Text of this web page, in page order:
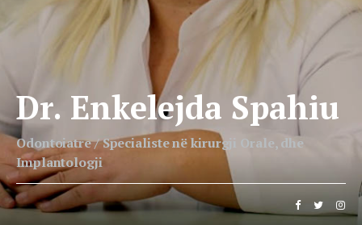
Dr. Enkelejda Spahiu
Odontoiatre / Specialiste në kirurgji Orale, dhe
Implantologji